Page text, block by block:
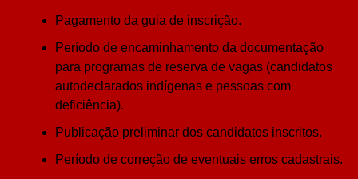
Pagamento da guia de inscrição.
Período de encaminhamento da documentação
para programas de reserva de vagas (candidatos
autodeclarados indígenas e pessoas com
deficiência).
Publicação preliminar dos candidatos inscritos.
Período de correção de eventuais erros cadastrais.